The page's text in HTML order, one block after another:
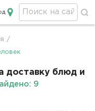
Нижнем Новгороде
/
доставку блюд и
9